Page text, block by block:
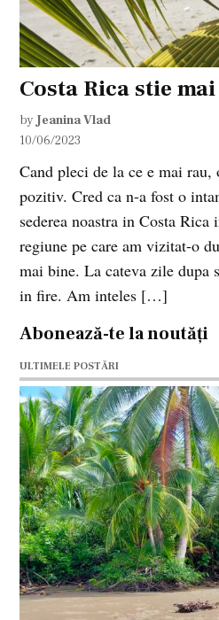
Costa Rica stie
by Jeanina Vlad
10/06/2023
Cand pleci de la ce e mai rau,
pozitiv. Cred ca n-a fost o
sederea noastra in Costa
regiune pe care am vizitat-o
mai bine. La cateva zile
in fire. Am inteles […]
Abonează-te la noutăți
ULTIMELE POSTĂRI